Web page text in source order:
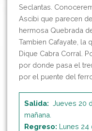
Seclantas.
Ascibi que parecen
hermosa Quebrada
Tambien Cafayate, la
Dique Cabra Corral.
por donde pasa el
por el puente del
Salida: Jueves 20
mañana.
Regreso: Lunes